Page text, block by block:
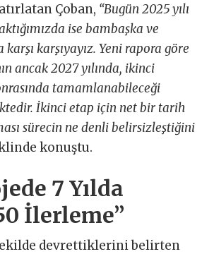
Çoban, “Bugün 2025 yılı
ise bambaşka ve
karşıyayız. Yeni rapora göre
ancak 2027 yılında, ikinci
tamamlanabileceği
İkinci etap için net bir tarih
sürecin ne denli belirsizleştiğini
konuştu.
7 Yılda
İlerleme”
devrettiklerini belirten